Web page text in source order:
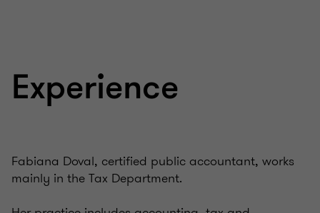
Experience
Fabiana Doval, certified public accountant, works
mainly in the Tax Department.